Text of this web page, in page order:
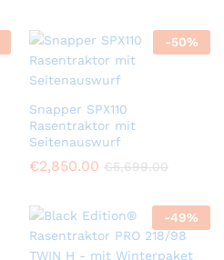
-50%
Snapper SPX110
Rasentraktor mit
Seitenauswurf
€2,850.00 €5,699.00
-49%